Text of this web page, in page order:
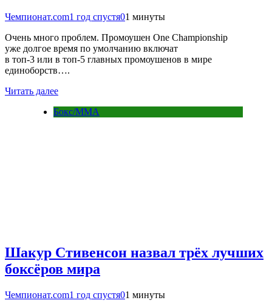
Чемпионат.com1 год спустя01 минуты
Очень много проблем. Промоушен One Championship
уже долгое время по умолчанию включат
в топ-3 или в топ-5 главных промоушенов в мире
единоборств….
Читать далее
Бокс/MMA
Шакур Стивенсон назвал трёх лучших
боксёров мира
Чемпионат.com1 год спустя01 минуты